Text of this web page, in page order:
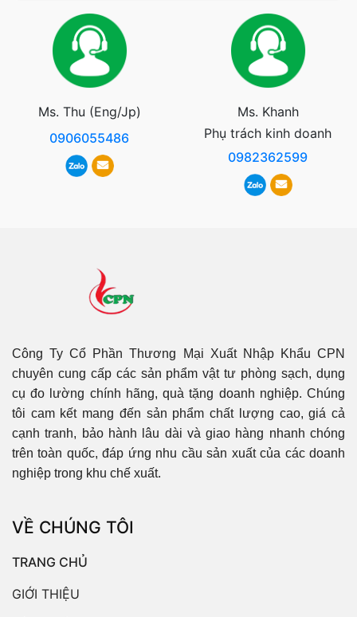
Ms. Thu (Eng/Jp)
0906055486
Ms. Khanh
Phụ trách kinh doanh
0982362599
Công Ty Cổ Phần Thương Mại Xuất Nhập Khẩu CPN
chuyên cung cấp các sản phẩm vật tư phòng sạch, dụng
cụ đo lường chính hãng, quà tặng doanh nghiệp. Chúng
tôi cam kết mang đến sản phẩm chất lượng cao, giá cả
cạnh tranh, bảo hành lâu dài và giao hàng nhanh chóng
trên toàn quốc, đáp ứng nhu cầu sản xuất của các doanh
nghiệp trong khu chế xuất.
VỀ CHÚNG TÔI
TRANG CHỦ
GIỚI THIỆU